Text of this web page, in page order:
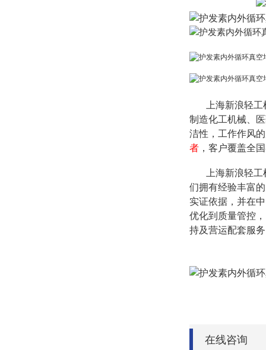
上海新浪轻工机
制造化工机械、
洁性，工作作风
者 ，客户覆盖全
上海新浪轻工机
们拥有经验丰富
实证依据，并在
优化到质量管控，
持及营运配套服
在线咨询